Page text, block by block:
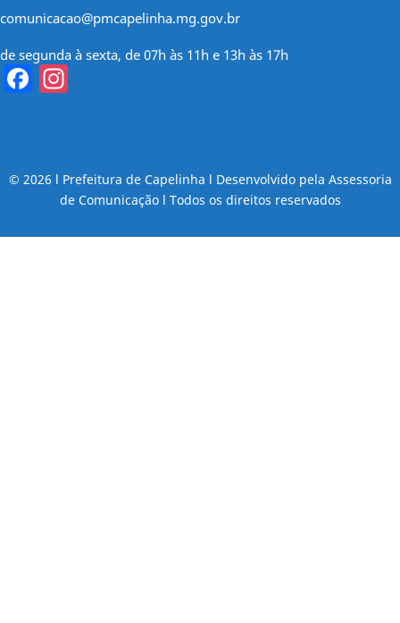
comunicacao@pmcapelinha.mg.gov.br
de segunda à sexta, de 07h às 11h e 13h às 17h
Facebook
© 2026 l Prefeitura de Capelinha l Desenvolvido pela Assessoria
de Comunicação l Todos os direitos reservados